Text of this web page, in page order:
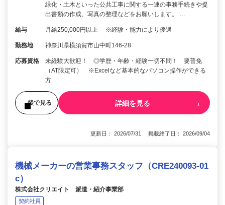
緑化・土木といった公共工事に関する一連の事務手続きや提
出書類の作成、写真の整理などをお願いします。 …
給与 月給250,000円以上 ※経験・能力により優遇
勤務地 神奈川県横須賀市山中町146-28
応募資格
未経験大歓迎！ ◎学歴・年齢・経験一切不問！ 要普免
（AT限定可） ※Excelなど基本的なパソコン操作ができる
方
後で見る 詳細を見る
更新日： 2026/07/31 掲載終了日： 2026/09/04
機械メーカーの営業事務スタッフ（CRE240093-01
c）
株式会社クリエイト 派遣・紹介事業部
契約社員